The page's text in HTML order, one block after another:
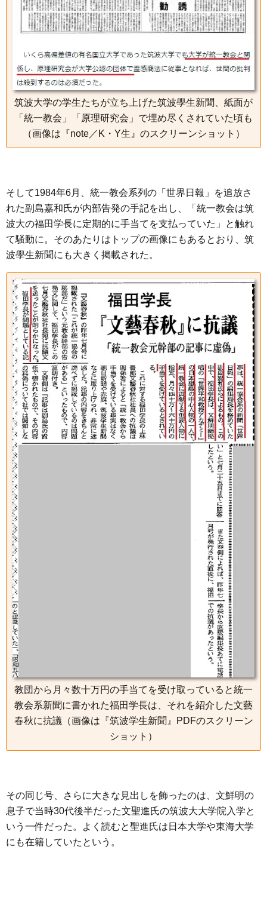
筑波大学の学生たちが立ち上げた筑波學生新聞、紙面が
「統一教会」「原理研究会」で埋め尽くされていた頃も
（画像は『note／K・Y生』のスクリーンショット）
そして1984年6月、統一教会系列の「世界日報」を追放さ
れた副島嘉和氏が内部告発の手記を出し、「統一教会は筑
波大の福田学長に定期的に手当てを支払っていた」と触れ
て騒動に。そのあたりはトップの画像にもあるとおり、筑
波學生新聞にも大きく掲載された。
教団から月々数十万円の手当てを受け取っていると統一
教会系新聞に書かれた福田学長は、それを紹介した文藝
春秋に抗議（画像は『筑波学生新聞』PDFのスクリーン
ショット）
その同じ号、さらに大きな見出しを飾ったのは、文鮮明の
息子で当時30代後半だった文聖進氏の筑波大大学院入学と
いう一件だった。よく読むと聖進氏は日本大学や東海大学
にも在籍していたという。